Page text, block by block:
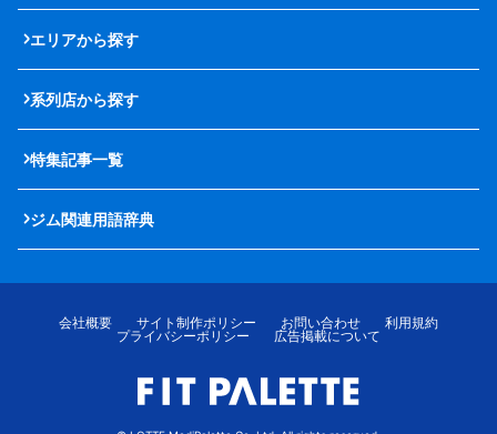
エリアから探す
系列店から探す
特集記事一覧
ジム関連用語辞典
会社概要 サイト制作ポリシー お問い合わせ
利用規約
プライバシーポリシー
広告掲載について